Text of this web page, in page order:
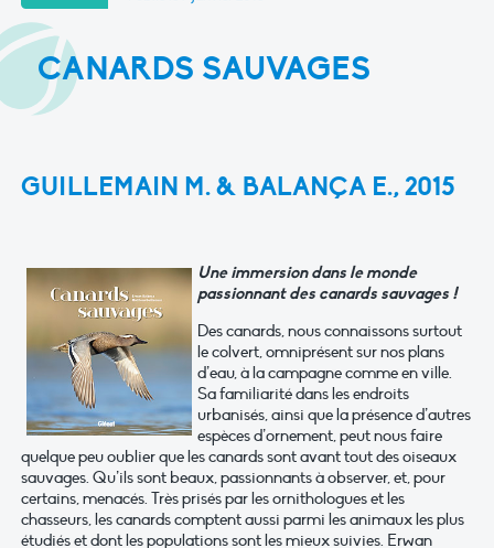
CANARDS SAUVAGES
GUILLEMAIN M. & BALANÇA E., 2015
Une immersion dans le monde
passionnant des canards sauvages !
Des canards, nous connaissons surtout
le colvert, omniprésent sur nos plans
d’eau, à la campagne comme en ville.
Sa familiarité dans les endroits
urbanisés, ainsi que la présence d’autres
espèces d’ornement, peut nous faire
quelque peu oublier que les canards sont avant tout des oiseaux
sauvages. Qu’ils sont beaux, passionnants à observer, et, pour
certains, menacés. Très prisés par les ornithologues et les
chasseurs, les canards comptent aussi parmi les animaux les plus
étudiés et dont les populations sont les mieux suivies. Erwan